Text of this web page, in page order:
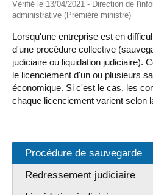
Vérifié le 13/04/2021 - Direction de
administrative (Première ministre)
Lorsqu'une entreprise est en
d'une procédure collective
judiciaire ou liquidation judiciaire).
le licenciement d'un ou plusieurs
économique. Si c'est le cas, les
chaque licenciement varient selon
Procédure de sauvegarde
Redressement judiciaire